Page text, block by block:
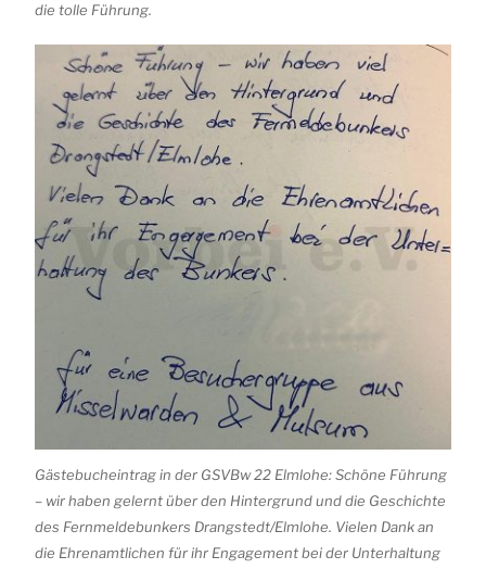
die tolle Führung.
Gästebucheintrag in der GSVBw 22 Elmlohe: Schöne Führung
– wir haben gelernt über den Hintergrund und die Geschichte
des Fernmeldebunkers Drangstedt/Elmlohe. Vielen Dank an
die Ehrenamtlichen für ihr Engagement bei der Unterhaltung